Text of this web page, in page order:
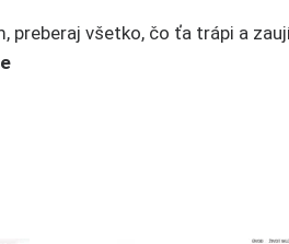
preberaj všetko, čo ťa trápi a